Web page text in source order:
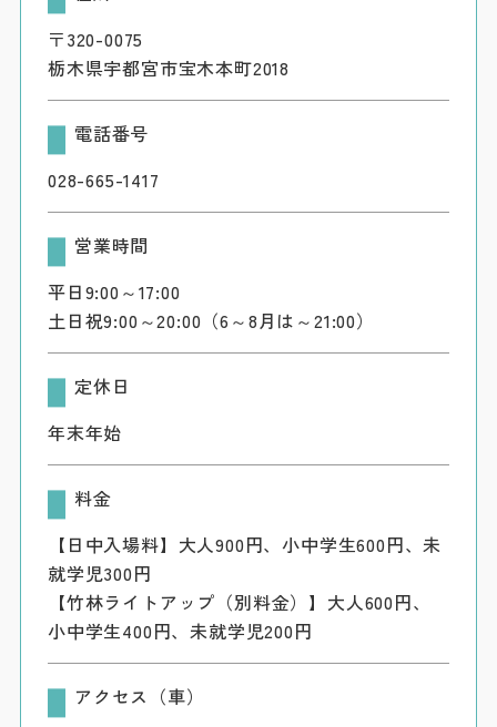
〒320-0075
栃木県宇都宮市宝木本町2018
電話番号
028-665-1417
営業時間
平日9:00～17:00
土日祝9:00～20:00（6～8月は～21:00）
定休日
年末年始
料金
【日中入場料】大人900円、小中学生600円、未
就学児300円
【竹林ライトアップ（別料金）】大人600円、
小中学生400円、未就学児200円
アクセス（車）